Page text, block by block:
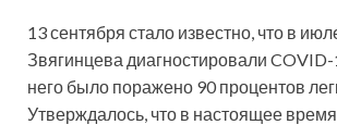
13 сентября стало известно, что в
Звягинцева диагностировали
него было поражено 90 процентов
Утверждалось, что в настоящее